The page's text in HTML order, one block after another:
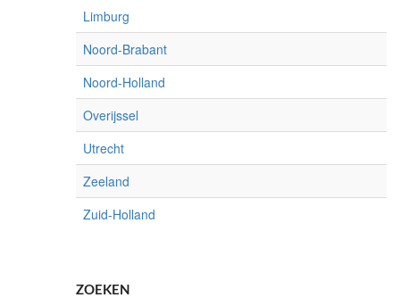
Limburg
Noord-Brabant
Noord-Holland
Overijssel
Utrecht
Zeeland
Zuid-Holland
ZOEKEN